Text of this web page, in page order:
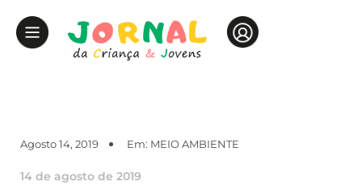
Agosto 14, 2019 Em: MEIO AMBIENTE
14 de agosto de 2019